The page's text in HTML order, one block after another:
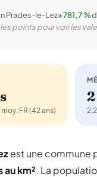
Prades-le-Lez+781,7 %
points pour voir les
FR (42 ans)
est une commune
km². La